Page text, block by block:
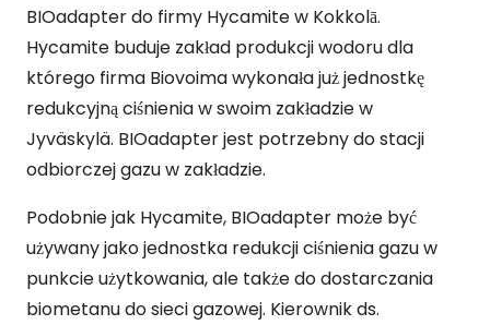
BIOadapter do firmy Hycamite w Kokkolā.
Hycamite buduje zakład produkcji wodoru dla
którego firma Biovoima wykonała już jednostkę
redukcyjną ciśnienia w swoim zakładzie w
Jyväskylä. BIOadapter jest potrzebny do stacji
odbiorczej gazu w zakładzie.
Podobnie jak Hycamite, BIOadapter może być
używany jako jednostka redukcji ciśnienia gazu w
punkcie użytkowania, ale także do dostarczania
biometanu do sieci gazowej. Kierownik ds.